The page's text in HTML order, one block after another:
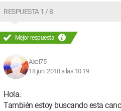
RESPUESTA 1 / 8
Mejor respuesta
Axel75
18 jun. 2018 a las 10:19
Hola.
También estoy buscando esta